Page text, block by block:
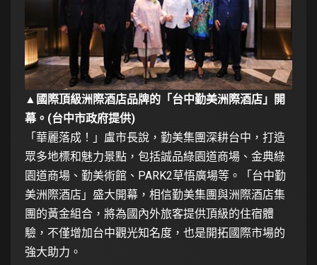
▲國際頂級洲際酒店品牌的「台中勤美洲際酒店」開
幕。(台中市政府提供)
「華麗落成！」盧市長說，勤美集團深耕台中，打造
眾多地標和魅力景點，包括誠品綠園道商場、金典綠
園道商場、勤美術館、PARK2草悟廣場等。「台中勤
美洲際酒店」盛大開幕，相信勤美集團與洲際酒店集
團的黃金組合，將為國內外旅客提供頂級的住宿體
驗，不僅增加台中觀光知名度，也是開拓國際市場的
強大助力。